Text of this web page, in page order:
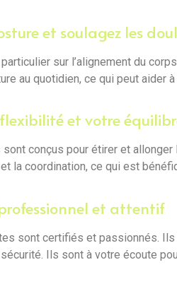
et soulagez les
sur l’alignement du
au quotidien, ce qui peut aider
et votre
conçus pour étirer et
la coordination, ce qui est
et attentif
sont certifiés et passionnés.
Ils sont à votre écoute